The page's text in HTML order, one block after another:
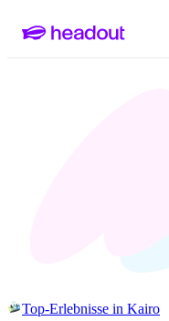
Top-Erlebnisse in Kairo